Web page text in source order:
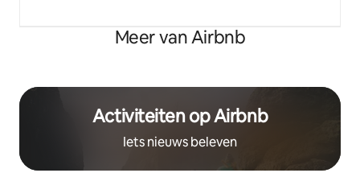
Meer van Airbnb
Activiteiten op Airbnb
Iets nieuws beleven